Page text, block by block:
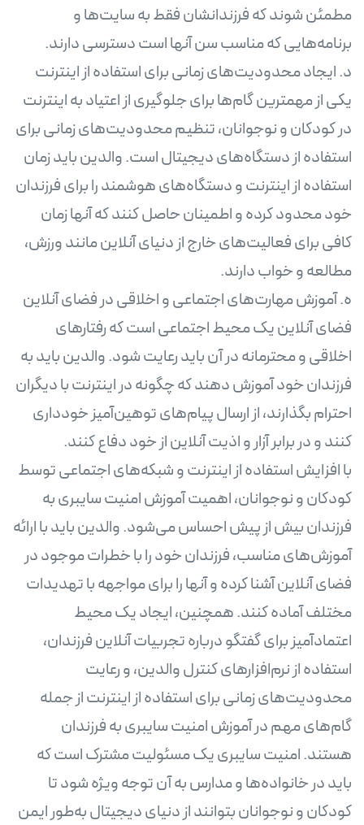
مطمئن شوند که فرزندانشان فقط به سایت‌ها و
یکی از مهمترین گام‌ها برای جلوگیری از اعتیاد به اینترنت
در کودکان و نوجوانان، تنظیم محدودیت‌های زمانی برای
استفاده از دستگاه‌های دیجیتال است. والدین باید زمان
استفاده از اینترنت و دستگاه‌های هوشمند را برای فرزندان
خود محدود کرده و اطمینان حاصل کنند که آنها زمان
کافی برای فعالیت‌های خارج از دنیای آنلاین مانند ورزش،
فضای آنلاین یک محیط اجتماعی است که رفتارهای
اخلاقی و محترمانه در آن باید رعایت شود. والدین باید به
فرزندان خود آموزش دهند که چگونه در اینترنت با دیگران
احترام بگذارند، از ارسال پیام‌های توهین‌آمیز خودداری
با افزایش استفاده از اینترنت و شبکه‌های اجتماعی توسط
کودکان و نوجوانان، اهمیت آموزش امنیت سایبری به
فرزندان بیش از پیش احساس می‌شود. والدین باید با ارائه
آموزش‌های مناسب، فرزندان خود را با خطرات موجود در
فضای آنلاین آشنا کرده و آنها را برای مواجهه با تهدیدات
مختلف آماده کنند. همچنین، ایجاد یک محیط
اعتمادآمیز برای گفتگو درباره تجربیات آنلاین فرزندان،
استفاده از نرم‌افزارهای کنترل والدین، و رعایت
محدودیت‌های زمانی برای استفاده از اینترنت از جمله
گام‌های مهم در آموزش امنیت سایبری به فرزندان
هستند. امنیت سایبری یک مسئولیت مشترک است که
باید در خانواده‌ها و مدارس به آن توجه ویژه شود تا
کودکان و نوجوانان بتوانند از دنیای دیجیتال به‌طور ایمن